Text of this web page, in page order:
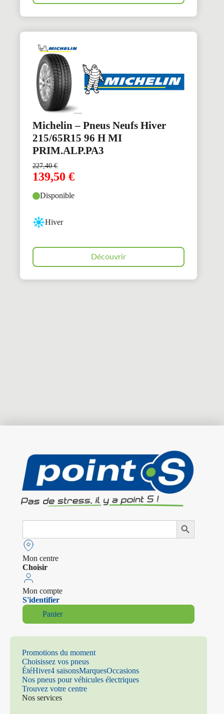
Michelin – Pneus Neufs Hiver
215/65R15 96 H MI
PRIM.ALP.PA3
227,40€
139,50 €
Disponible
Hiver
Découvrir
Search
Search Button
Mon centre
Choisir
Mon compte
S'identifier
Panier
Promotions du moment
Choisissez vos pneus
ÉtéHiver4 saisonsMarquesOccasions
Nos pneus pour véhicules électriques
Trouvez votre centre
Nos services